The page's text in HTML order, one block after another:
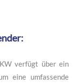
verfügt über ein